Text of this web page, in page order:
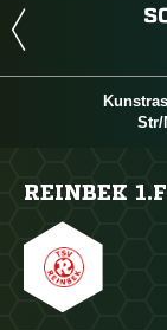
Str/
REINBEK